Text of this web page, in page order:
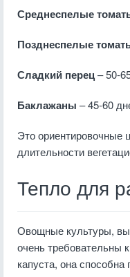
Среднеспелые
Позднеспелые
Сладкий перец– 50-
Баклажаны – 45-60
Это ориентировочные
длительности
Тепло для
Овощные культуры,
очень требовательны
капуста, она способна